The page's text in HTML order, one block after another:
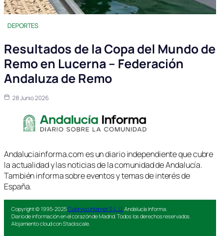
DEPORTES
Resultados de la Copa del Mundo de
Remo en Lucerna – Federación
Andaluza de Remo
28 Junio 2026
Andaluciainforma.com es un diario independiente que cubre
la actualidad y las noticias de la comunidad de Andalucía.
También informa sobre eventos y temas de interés de
España.
Copyright © 1995-2025Colorvivo Internet S.L.U. Andalucía Informa.
Diario de información en el corazón de Madrid. Todos los derechos reservados.
Alojamiento cloud con Stackscale.